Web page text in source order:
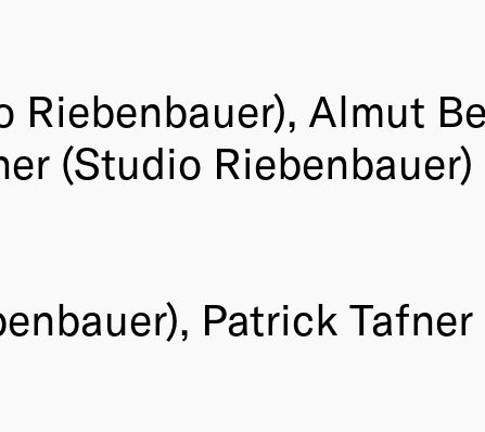
Riebenbauer), Almut
(Studio Riebenbauer)
Patrick